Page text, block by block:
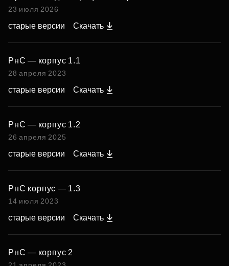
23 июля 2026
старые версии Скачать
РнС — корпус 1.1
28 апреля 2023
старые версии Скачать
РнС — корпус 1.2
26 апреля 2025
старые версии Скачать
РнС корпус — 1.3
14 июля 2023
старые версии Скачать
РнС — корпус 2